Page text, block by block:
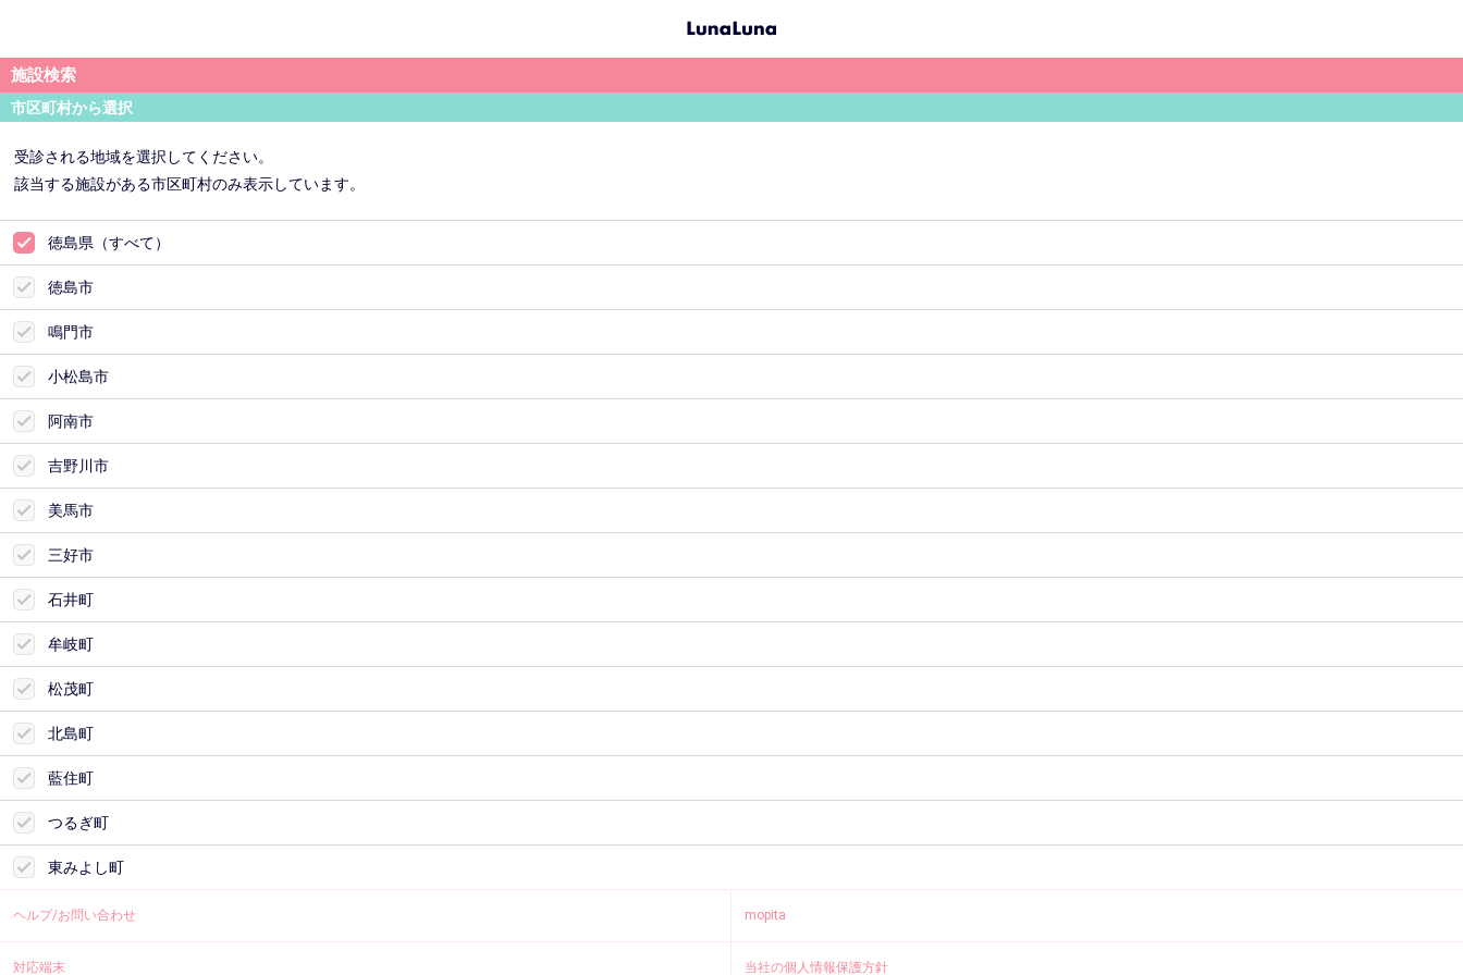
施設検索
市区町村から選択
受診される地域を選択してください。
該当する施設がある市区町村のみ表示しています。
徳島県（すべて）
徳島市
鳴門市
小松島市
阿南市
吉野川市
美馬市
三好市
石井町
牟岐町
松茂町
北島町
藍住町
つるぎ町
東みよし町
ヘルプ/お問い合わせ mopita
対応端末 当社の個人情報保護方針